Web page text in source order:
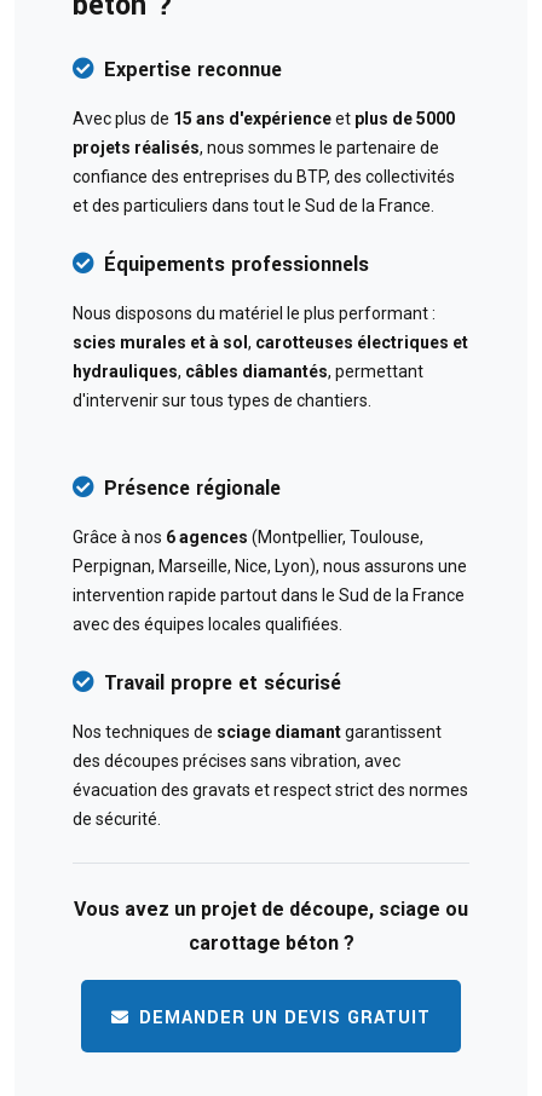
Expertise reconnue
Avec plus de 15 ans d'expérienceet plus de 5000
projets réalisés, nous sommes le partenaire de
confiance des entreprises du BTP, des collectivités
et des particuliers dans tout le Sud de la France.
Équipements professionnels
Nous disposons du matériel le plus performant :
scies murales et à sol , carotteuses électriques et
hydrauliques, câbles diamantés, permettant
d'intervenir sur tous types de chantiers.
Présence régionale
Grâce à nos 6 agences (Montpellier, Toulouse,
Perpignan, Marseille, Nice, Lyon), nous assurons une
intervention rapide partout dans le Sud de la France
avec des équipes locales qualifiées.
Travail propre et sécurisé
Nos techniques de sciage diamantgarantissent
des découpes précises sans vibration, avec
évacuation des gravats et respect strict des normes
de sécurité.
Vous avez un projet de découpe, sciage ou
carottage béton ?
DEMANDER UN DEVIS GRATUIT